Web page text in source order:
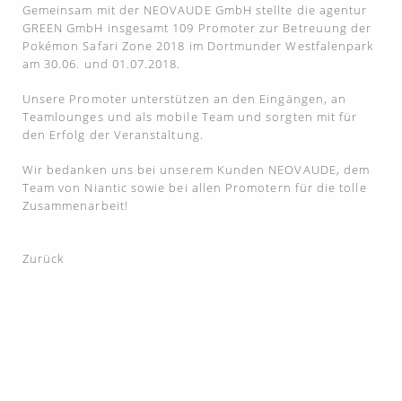
Gemeinsam mit der NEOVAUDE GmbH stellte die agentur
GREEN GmbH insgesamt 109 Promoter zur Betreuung der
Pokémon Safari Zone 2018 im Dortmunder Westfalenpark
am 30.06. und 01.07.2018.
Unsere Promoter unterstützen an den Eingängen, an
Teamlounges und als mobile Team und sorgten mit für
den Erfolg der Veranstaltung.
Wir bedanken uns bei unserem Kunden NEOVAUDE, dem
Team von Niantic sowie bei allen Promotern für die tolle
Zusammenarbeit!
Zurück